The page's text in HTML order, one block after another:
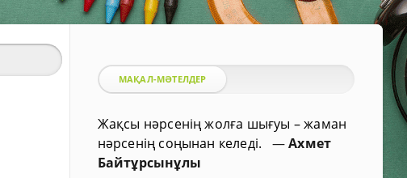
МАҚАЛ-МӘТЕЛДЕР
Жақсы нәрсенің жолға шығуы – жаман
нәрсенің соңынан келеді. —Ахмет
Байтұрсынұлы